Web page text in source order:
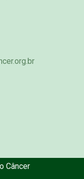
Câncer